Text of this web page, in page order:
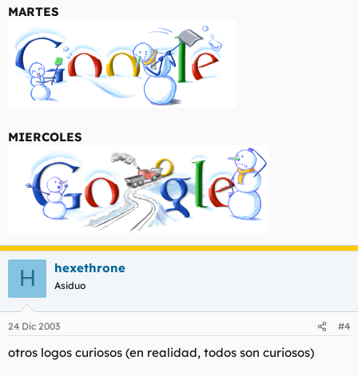
MARTES
MIERCOLES
H hexethrone
Asiduo
24 Dic 2003 #4
otros logos curiosos (en realidad, todos son curiosos)